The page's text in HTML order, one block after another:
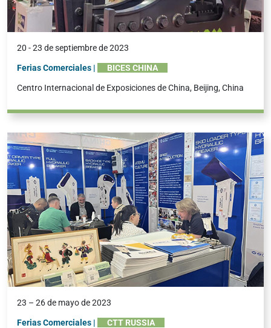
20 - 23 de septiembre de 2023
Ferias Comerciales | BICES CHINA
Centro Internacional de Exposiciones de China, Beijing, China
23 – 26 de mayo de 2023
Ferias Comerciales | CTT RUSSIA